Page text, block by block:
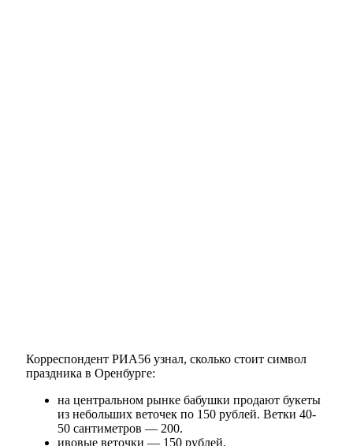
Корреспондент РИА56 узнал, сколько стоит символ
праздника в Оренбурге:
на центральном рынке бабушки продают букеты
из небольших веточек по 150 рублей. Ветки 40-
50 сантиметров — 200.
ивовые веточки — 150 рублей.